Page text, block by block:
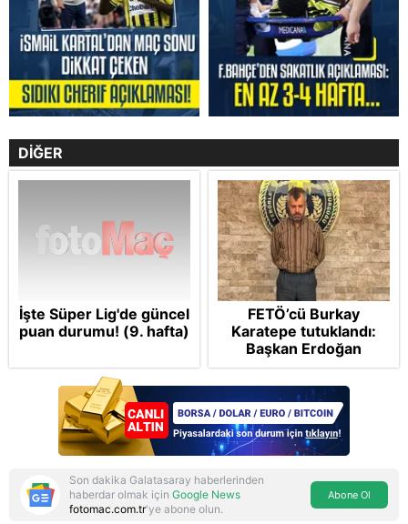
DİĞER
İşte Süper Lig'de güncel
puan durumu! (9. hafta)
FETÖ’cü Burkay
Karatepe tutuklandı:
Başkan Erdoğan
şikayetçi oldu! 5 suçtan
dava talebi
Son dakika Galatasaray haberlerinden
haberdar olmak için Google News
fotomac.com.tr'ye abone olun.
Abone Ol